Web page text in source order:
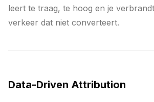
leert te traag, te hoog en je
verkeer dat niet converteert.
Data-Driven Attribution